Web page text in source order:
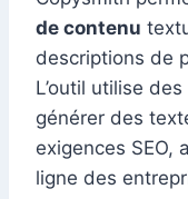
de contenu
descriptions de
L’outil utilise
générer des
exigences SEO,
ligne des